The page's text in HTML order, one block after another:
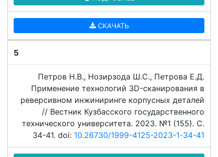
СКАЧАТЬ
5
Петров Н.В., Нозирзода Ш.С., Петрова Е.Д.
Применение технологий 3D-сканирования в
реверсивном инжиниринге корпусных деталей
// Вестник Кузбасского государственного
технического университета. 2023. №1 (155). C.
34-41. doi: 10.26730/1999-4125-2023-1-34-41